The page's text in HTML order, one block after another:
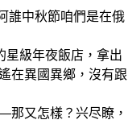
誰中秋節咱們是在俄
級年夜飯店，拿出
在異國異鄉，沒有跟
又怎樣？兴尽瞭，